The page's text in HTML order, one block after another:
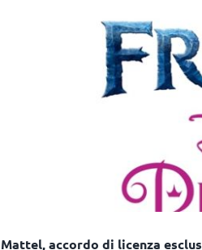
Mattel, accordo di licenza